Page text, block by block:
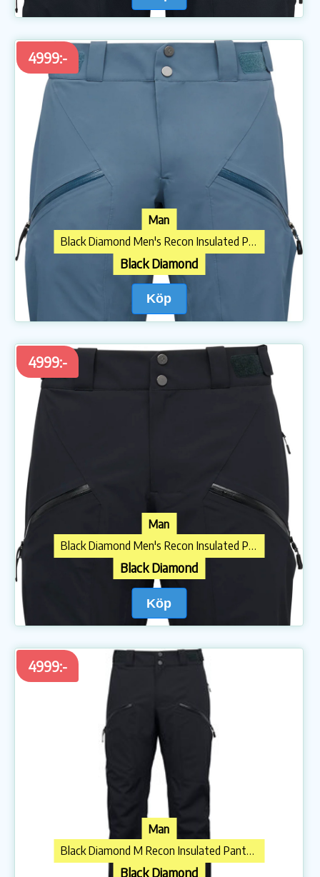
4999:-
Man
Black Diamond Men's Recon Insulated Pants Midnight Blue
Black Diamond
Köp
4999:-
Man
Black Diamond Men's Recon Insulated Pants Black
Black Diamond
Köp
4999:-
Man
Black Diamond M Recon Insulated Pants Black
Black Diamond